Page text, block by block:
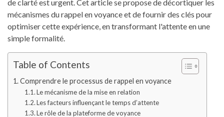
de clarté est urgent. Cet article se propose de décortiquer les
mécanismes du rappel en voyance et de fournir des clés pour
optimiser cette expérience, en transformant l'attente en une
simple formalité.
Table of Contents
Comprendre le processus de rappel en voyance
Le mécanisme de la mise en relation
Les facteurs influençant le temps d’attente
Le rôle de la plateforme de voyance